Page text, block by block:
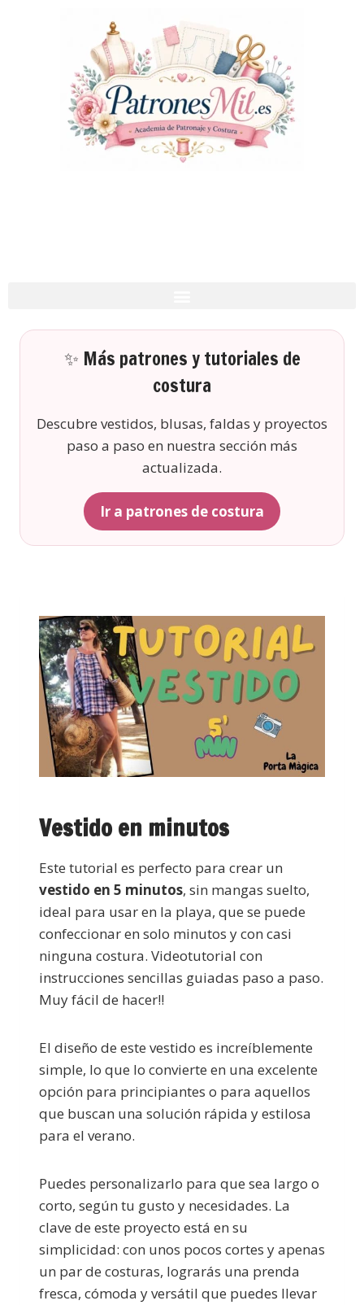
✨ Más patrones y tutoriales de
costura
Descubre vestidos, blusas, faldas y proyectos
paso a paso en nuestra sección más
actualizada.
Ir a patrones de costura
Vestido en minutos
Este tutorial es perfecto para crear un
vestido en 5 minutos, sin mangas suelto,
ideal para usar en la playa, que se puede
confeccionar en solo minutos y con casi
ninguna costura. Videotutorial con
instrucciones sencillas guiadas paso a paso.
Muy fácil de hacer!!
El diseño de este vestido es increíblemente
simple, lo que lo convierte en una excelente
opción para principiantes o para aquellos
que buscan una solución rápida y estilosa
para el verano.
Puedes personalizarlo para que sea largo o
corto, según tu gusto y necesidades. La
clave de este proyecto está en su
simplicidad: con unos pocos cortes y apenas
un par de costuras, lograrás una prenda
fresca, cómoda y versátil que puedes llevar